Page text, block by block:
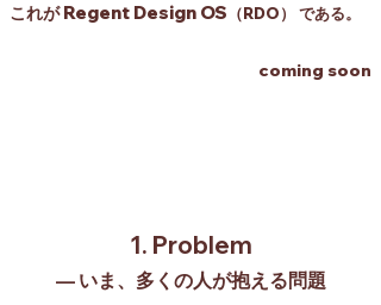
これがRegent Design OS （RDO） である。
coming soon
1. Problem
— いま、多くの人が抱える問題